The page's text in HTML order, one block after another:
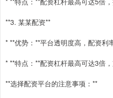
**3. 某某配资**
* **优势：**平台透明度高，配资利
* **特点：**配资杠杆最高可达3倍，
**选择配资平台的注意事项：**